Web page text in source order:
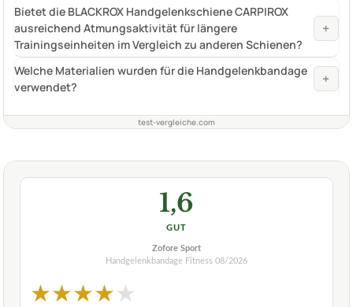
Bietet die BLACKROX Handgelenkschiene CARPIROX
ausreichend Atmungsaktivität für längere
Trainingseinheiten im Vergleich zu anderen Schienen?
+
Welche Materialien wurden für die Handgelenkbandage
verwendet?
+
test-vergleiche.com
1,6
GUT
Zofore Sport
Handgelenkbandage Fitness 08/2026
★★★★★